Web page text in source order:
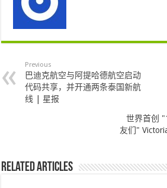
Previous
巴迪克航空与阿提哈德航空启动
代码共享，并开通两条泰国新航
线 | 星报
世界首创
友们"
Related Articles